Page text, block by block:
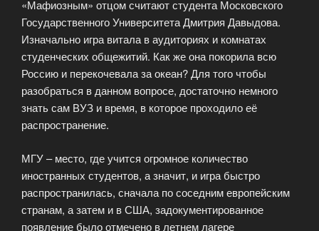
«Мафиозным» отцом считают студента Московского
Государственного Университета Дмитрия Давыдова.
Изначально игра витала в аудиториях и комнатах
студенческих общежитий. Как же она покорила всю
Россию и перекочевала за океан? Для того чтобы
разобраться в данном вопросе, достаточно немного
знать сам ВУЗ и время, в которое проходило её
распространение.
МГУ – место, где учится огромное количество
иностранных студентов, а значит, и игра быстро
распространилась, сначала по соседним европейским
странам, а затем и в США, задокументированное
появление было отмечено в летнем лагере